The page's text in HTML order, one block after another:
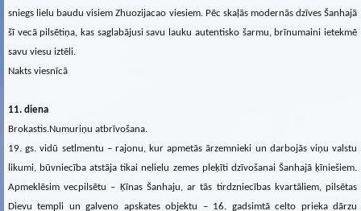
sniegs lielu baudu visiem Zhuozijacao viesiem. Pēc skaļās modernās dzīves Šanhajā
šī vecā pilsētiņa, kas saglabājusi savu lauku autentisko šarmu, brīnumaini ietekmē
savu viesu iztēli.
Nakts viesnīcā
11. diena
Brokastis.Numuriņu atbrīvošana.
19. gs. vidū setlmentu – rajonu, kur apmetās ārzemnieki un darbojās viņu valstu
likumi, būvniecība atstāja tikai nelielu zemes pleķīti dzīvošanai Šanhajā ķīniešiem.
Apmeklēsim vecpilsētu – Ķīnas Šanhaju, ar tās tirdzniecības kvartāliem, pilsētas
Dievu templi un galveno apskates objektu – 16. gadsimtā celto prieka dārzu